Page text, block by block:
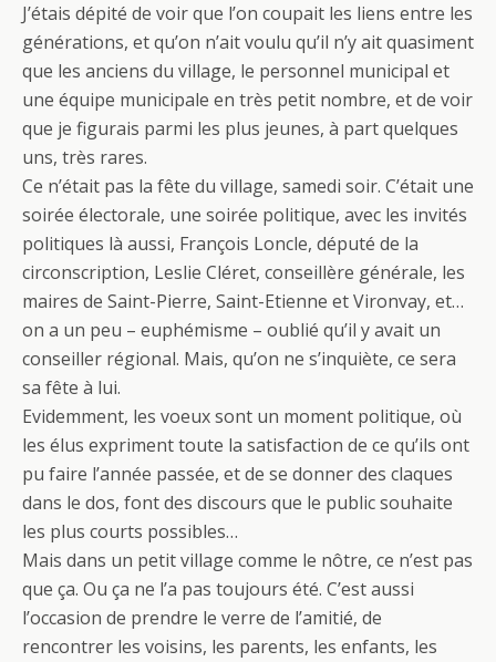
J’étais dépité de voir que l’on coupait les liens entre les
générations, et qu’on n’ait voulu qu’il n’y ait quasiment
que les anciens du village, le personnel municipal et
une équipe municipale en très petit nombre, et de voir
que je figurais parmi les plus jeunes, à part quelques
uns, très rares.
Ce n’était pas la fête du village, samedi soir. C’était une
soirée électorale, une soirée politique, avec les invités
politiques là aussi, François Loncle, député de la
circonscription, Leslie Cléret, conseillère générale, les
maires de Saint-Pierre, Saint-Etienne et Vironvay, et…
on a un peu – euphémisme – oublié qu’il y avait un
conseiller régional. Mais, qu’on ne s’inquiète, ce sera
sa fête à lui.
Evidemment, les voeux sont un moment politique, où
les élus expriment toute la satisfaction de ce qu’ils ont
pu faire l’année passée, et de se donner des claques
dans le dos, font des discours que le public souhaite
les plus courts possibles…
Mais dans un petit village comme le nôtre, ce n’est pas
que ça. Ou ça ne l’a pas toujours été. C’est aussi
l’occasion de prendre le verre de l’amitié, de
rencontrer les voisins, les parents, les enfants, les